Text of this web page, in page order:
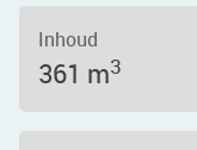
Inhoud
361 m3